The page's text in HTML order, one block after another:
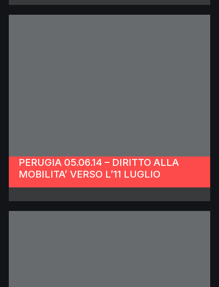
PERUGIA 05.06.14 – DIRITTO ALLA
MOBILITA’ VERSO L’11 LUGLIO